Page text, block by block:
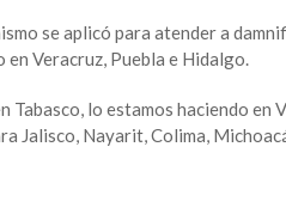
se aplicó para atender a
Veracruz, Puebla e Hidalgo.
Tabasco, lo estamos haciendo en
Jalisco, Nayarit, Colima,